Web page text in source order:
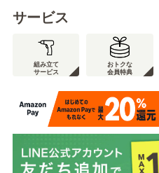
サービス
組み立て
サービス
おトクな
会員特典